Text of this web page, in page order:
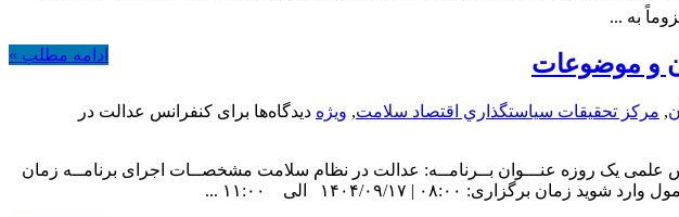
ادامه مطلب »
, مركز تحقيقات سياستگذاري اقتصاد سلامت, ویژه دیدگاه‌ها برای کنفرانس عدالت در
علمی یک روزه عنـــوان بــرنامــه: عدالت در نظام سلامت مشخصــات اجرای برنامــه زمان